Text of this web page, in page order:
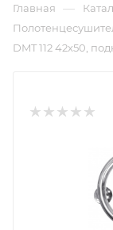
Главная —
DMT 112 42x50,